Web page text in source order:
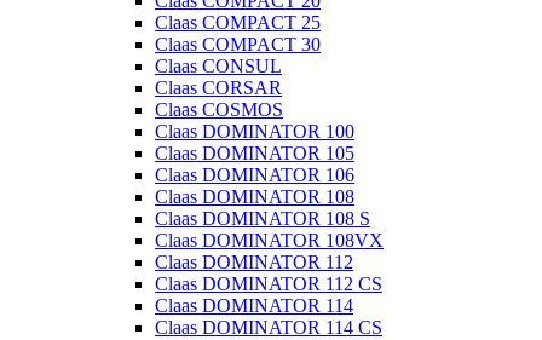
Claas COMPACT 25
Claas COMPACT 30
Claas CONSUL
Claas CORSAR
Claas COSMOS
Claas DOMINATOR 100
Claas DOMINATOR 105
Claas DOMINATOR 106
Claas DOMINATOR 108
Claas DOMINATOR 108 S
Claas DOMINATOR 108VX
Claas DOMINATOR 112
Claas DOMINATOR 112 CS
Claas DOMINATOR 114
Claas DOMINATOR 114 CS